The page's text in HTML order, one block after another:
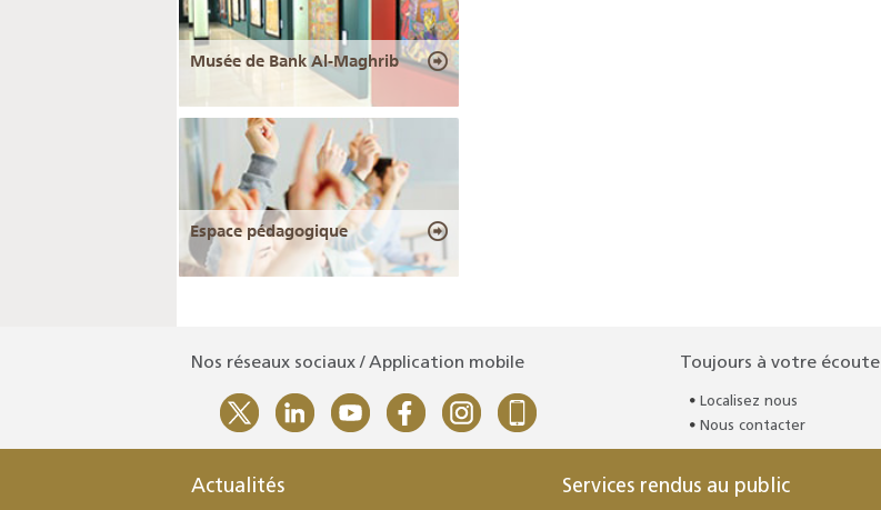
Musée de Bank Al-Maghrib
Espace pédagogique
Nos réseaux sociaux / Application mobile Toujours à votre écoute
Localisez nous
Nous contacter
Actualités Services rendus au public